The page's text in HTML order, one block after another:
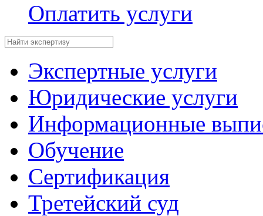
Оплатить услуги
Экспертные услуги
Юридические услуги
Информационные
Обучение
Сертификация
Третейский суд